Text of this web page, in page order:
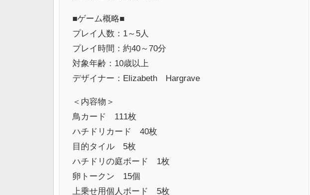
■ゲーム概略■
プレイ人数：1～5人
プレイ時間：約40～70分
対象年齢：10歳以上
デザイナー：Elizabeth Hargrave
＜内容物＞
鳥カード 111枚
ハチドリカード 40枚
目的タイル 5枚
ハチドリの庭ボード 1枚
卵トークン 15個
上乗せ用個人ボード 5枚